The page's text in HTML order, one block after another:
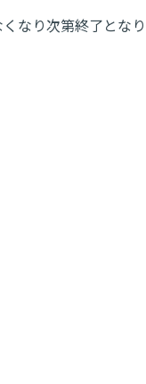
なり次第終了となり